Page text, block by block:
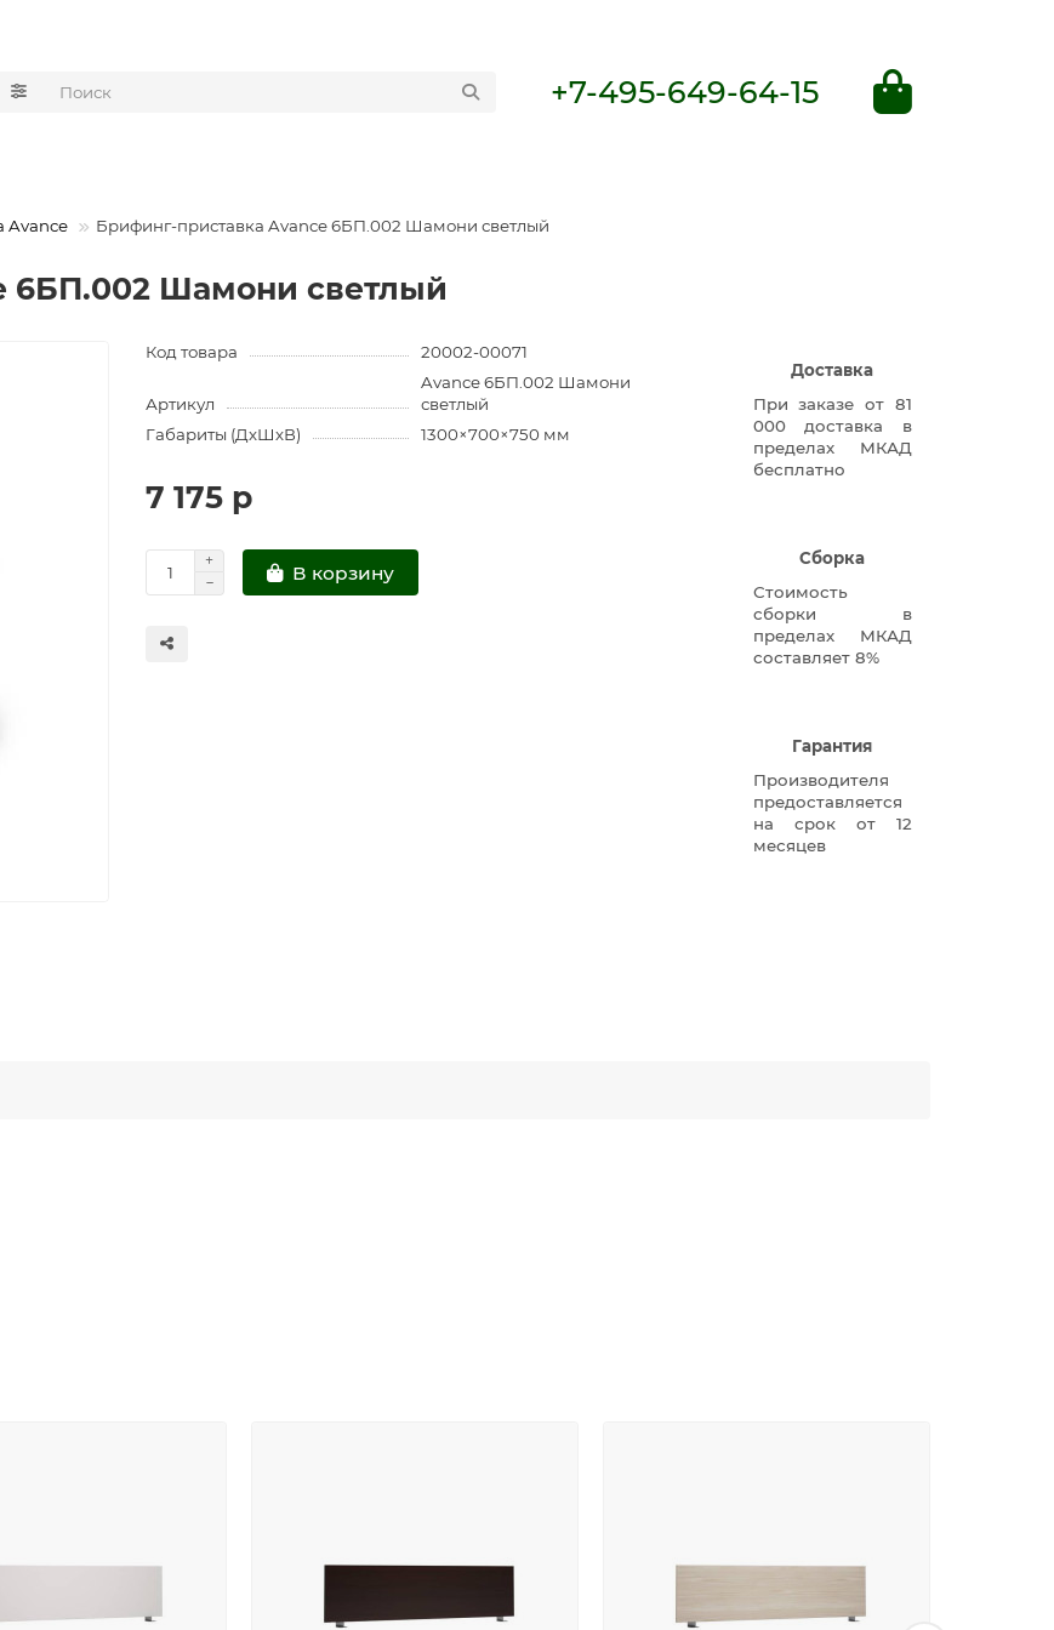
+7-495-649-64-15
Avance Брифинг-приставка Avance 6БП.002 Шамони светлый
6БП.002 Шамони светлый
Код товара 20002-00071
Артикул
Avance 6БП.002 Шамони
светлый
Габариты (ДхШхВ)
1300×700×750 мм
7 175 р
В корзину
Доставка
При заказе от 81
000 доставка в
пределах МКАД
бесплатно
Сборка
Стоимость
сборки в
пределах МКАД
составляет 8%
Гарантия
Производителя
предоставляется
на срок от 12
месяцев